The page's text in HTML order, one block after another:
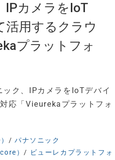
IPカメラをIoT
活用するクラウ
プラットフォ
ック、IPカメラをIoTデバイ
応「Vieurekaプラットフォ
/パナソニック
）/ ビューレカプラットフォ